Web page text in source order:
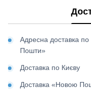
Адресна доставка по
Пошти»
Доставка по Києву
Доставка «Новою